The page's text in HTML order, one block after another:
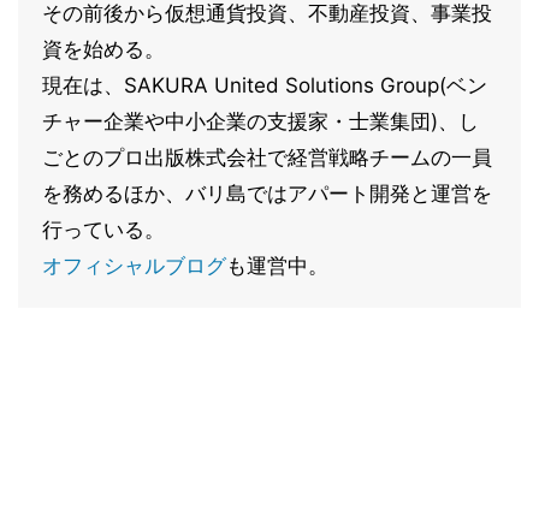
その前後から仮想通貨投資、不動産投資、事業投
資を始める。
現在は、SAKURA United Solutions Group(ベン
チャー企業や中小企業の支援家・士業集団)、し
ごとのプロ出版株式会社で経営戦略チームの一員
を務めるほか、バリ島ではアパート開発と運営を
行っている。
オフィシャルブログも運営中。